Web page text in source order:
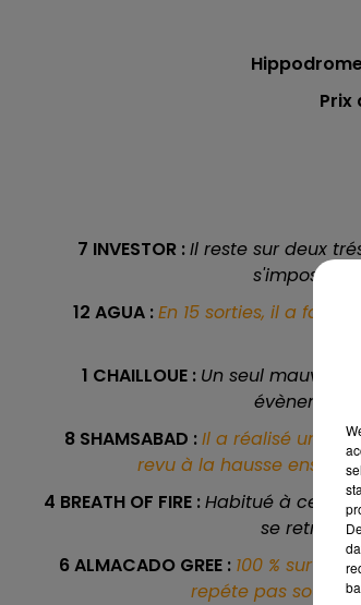
7h00 - 10h00
RDL WEEK-END
Prix
7 INVESTOR :Il reste sur deux
s'imposer
12 AGUA :En 15 sorties, il a fait
1 CHAILLOUE : Un seul mauvais
8 SHAMSABAD :Il a réalisé un
revu à la hausse
4 BREATH OF FIRE :Habitué à ce
se
6 ALMACADO GREE : 100 % sur le
repéte pas